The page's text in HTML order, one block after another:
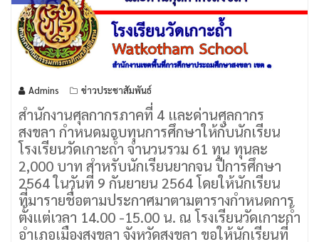
Admins ข่าวประชาสัมพันธ์
สำนักงานศุลกากรภาคที่ 4 และด่านศุลกากร
สงขลา กำหนดมอบทุนการศึกษาให้กับนักเรียน
โรงเรียนวัดเกาะถ้ำ จำนวนรวม 61 ทุน ทุนละ
2,000 บาท สำหรับนักเรียนยากจน ปีการศึกษา
2564 ในวันที่ 9 กันยายน 2564 โดยให้นักเรียน
ที่มารายชื่อตามประกาศมาตามตารางกำหนดการ
ตั้งแต่เวลา 14.00 -15.00 น. ณ โรงเรียนวัดเกาะถ้ำ
อำเภอเมืองสงขลา จังหวัดสงขลา ขอให้นักเรียนที่